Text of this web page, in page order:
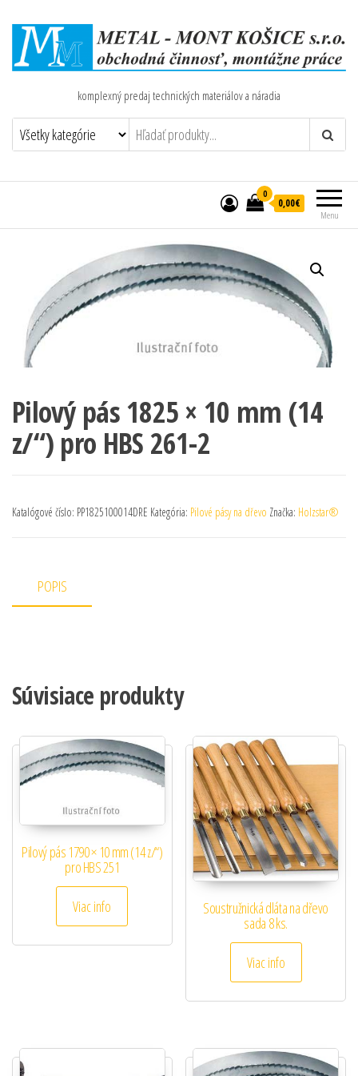
komplexný predaj technických materiálov a náradia
Menu
0
0,00€
Pilový pás 1825 × 10 mm (14
z/“) pro HBS 261-2
Katalógové číslo: PP1825100014DRE Kategória: Pilové pásy na dřevo Značka: Holzstar®
POPIS
Súvisiace produkty
Pilový pás 1790 × 10 mm (14 z/“)
pro HBS 251
Viac info Soustružnická dláta na dřevo
sada 8 ks.
Viac info